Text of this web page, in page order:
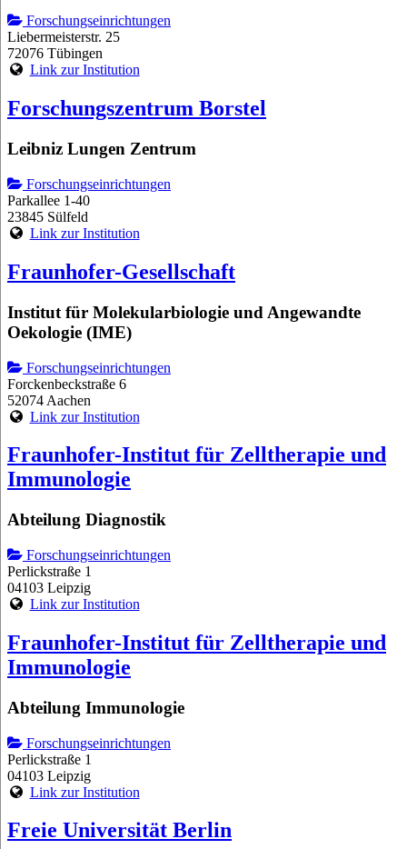
Forschungseinrichtungen
Liebermeisterstr. 25
72076 Tübingen
Link zur Institution
Forschungszentrum Borstel
Leibniz Lungen Zentrum
Forschungseinrichtungen
Parkallee 1-40
23845 Sülfeld
Link zur Institution
Fraunhofer-Gesellschaft
Institut für Molekularbiologie und Angewandte
Oekologie (IME)
Forschungseinrichtungen
Forckenbeckstraße 6
52074 Aachen
Link zur Institution
Fraunhofer-Institut für Zelltherapie und
Immunologie
Abteilung Diagnostik
Forschungseinrichtungen
Perlickstraße 1
04103 Leipzig
Link zur Institution
Fraunhofer-Institut für Zelltherapie und
Immunologie
Abteilung Immunologie
Forschungseinrichtungen
Perlickstraße 1
04103 Leipzig
Link zur Institution
Freie Universität Berlin